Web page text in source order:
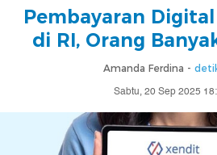
Pembayaran
di RI, Orang
Amanda Ferdina -
Sabtu, 20 Sep 2025